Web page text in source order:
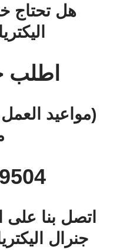
هل تحتاج
اطلب
اتصل بنا على
جنرال